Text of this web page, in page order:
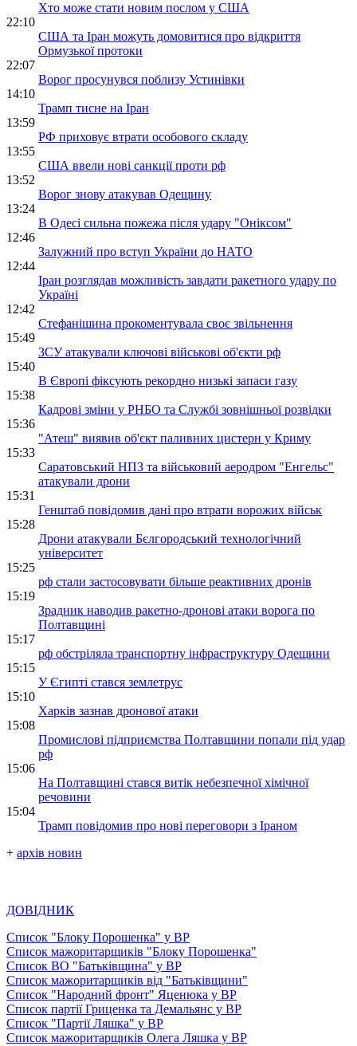
Хто може стати новим послом у США
22:10
США та Іран можуть домовитися про відкриття
Ормузької протоки
22:07
Ворог просунувся поблизу Устинівки
14:10
Трамп тисне на Іран
13:59
РФ приховує втрати особового складу
13:55
США ввели нові санкції проти рф
13:52
Ворог знову атакував Одещину
13:24
В Одесі сильна пожежа після удару "Оніксом"
12:46
Залужний про вступ України до НАТО
12:44
Іран розглядав можливість завдати ракетного удару по
Україні
12:42
Стефанішина прокоментувала своє звільнення
15:49
ЗСУ атакували ключові військові об'єкти рф
15:40
В Європі фіксують рекордно низькі запаси газу
15:38
Кадрові зміни у РНБО та Службі зовнішньої розвідки
15:36
"Атеш" виявив об'єкт паливних цистерн у Криму
15:33
Саратовський НПЗ та військовий аеродром "Енгельс"
атакували дрони
15:31
Генштаб повідомив дані про втрати ворожих військ
15:28
Дрони атакували Бєлгородський технологічний
університет
15:25
рф стали застосовувати більше реактивних дронів
15:19
Зрадник наводив ракетно-дронові атаки ворога по
Полтавщині
15:17
рф обстріляла транспортну інфраструктуру Одещини
15:15
У Єгипті стався землетрус
15:10
Харків зазнав дронової атаки
15:08
Промислові підприємства Полтавщини попали під удар
рф
15:06
На Полтавщині стався витік небезпечної хімічної
речовини
15:04
Трамп повідомив про нові переговори з Іраном
+ архів новин
ДОВІДНИК
Список "Блоку Порошенка" у ВР
Список мажоритарщиків "Блоку Порошенка"
Список ВО "Батьківщина" у ВР
Список мажоритарщиків від "Батьківщини"
Список "Народний фронт" Яценюка у ВР
Список партії Гриценка та Демальянс у ВР
Список "Партії Ляшка" у ВР
Список мажоритарщиків Олега Ляшка у ВР